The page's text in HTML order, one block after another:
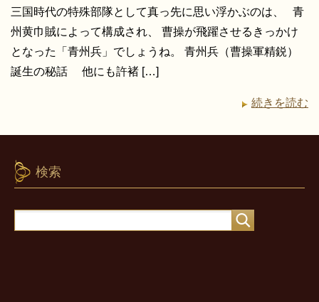
三国時代の特殊部隊として真っ先に思い浮かぶのは、 青
州黄巾賊によって構成され、 曹操が飛躍させるきっかけ
となった「青州兵」でしょうね。 青州兵（曹操軍精鋭）
誕生の秘話 他にも許褚 […]
続きを読む
検索